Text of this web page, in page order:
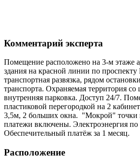
Комментарий эксперта
Помещение расположено на 3-м этаже
здания на красной линии по
транспортная развязка, рядом
транспорта. Охраняемая территория со
внутренняя парковка. Доступ 24/7.
пластиковой перегородкой на 2
3,5м, 2 больших окна. "Мокрой" точки
платежи включены. Электроэнергия по
Обеспечительный платёж за 1 месяц.
Расположение